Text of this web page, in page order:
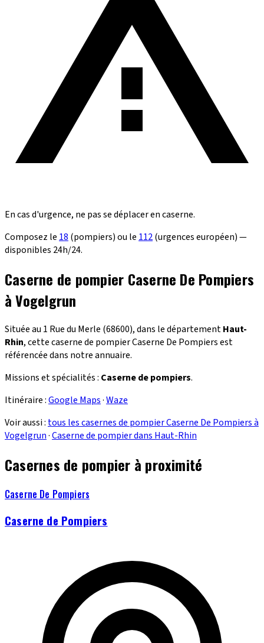
En cas d'urgence, ne pas se déplacer en caserne.
Composez le 18 (pompiers) ou le 112(urgences européen) —
disponibles 24h/24.
Caserne de pompier Caserne De Pompiers
à Vogelgrun
Située au 1 Rue du Merle (68600), dans le départementHaut-
Rhin, cette caserne de pompier Caserne De Pompiers est
référencée dans notre annuaire.
Missions et spécialités : Caserne de pompiers.
Itinéraire :Google Maps·Waze
Voir aussi : tous les casernes de pompier Caserne De Pompiers à
Vogelgrun·Caserne de pompier dans Haut-Rhin
Casernes de pompier à proximité
Caserne De Pompiers
Caserne de Pompiers